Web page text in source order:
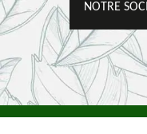
NOTRE